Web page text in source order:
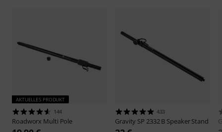
AKTUELLES PRODUKT
144
Roadworx Multi Pole
433
Gravity SP 2332 B Speaker Stand